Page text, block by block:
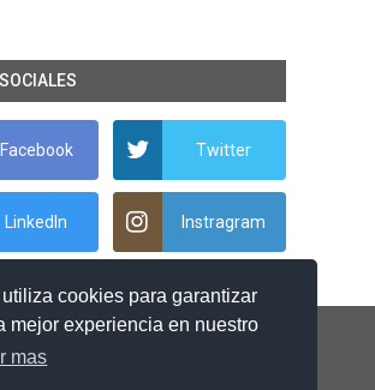
cookies para garantizar
mejor experiencia en nuestro
mas
Facebook Twitter
LinkedIn Instragram